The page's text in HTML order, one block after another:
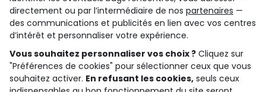
le club fidélité
notre catalogue
directement ou par l’intermédiaire de nos partenaires —
des communications et publicités en lien avec vos centres
d’intérêt et personnaliser votre expérience.
Vous souhaitez personnaliser vos choix ? Cliquez sur
"Préférences de cookies" pour sélectionner ceux que vous
souhaitez activer. En refusant les cookies, seuls ceux